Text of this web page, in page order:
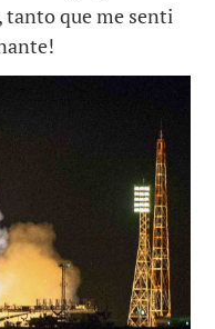
tanto que me senti